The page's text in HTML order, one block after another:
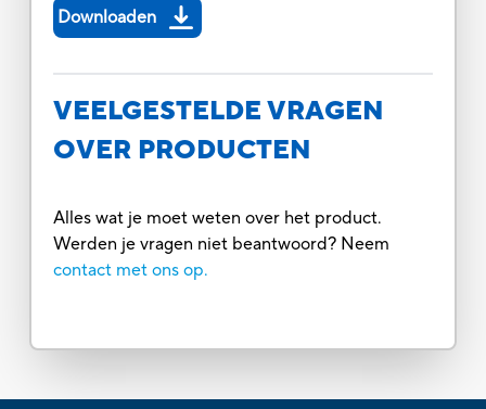
Downloaden
VEELGESTELDE VRAGEN
OVER PRODUCTEN
Alles wat je moet weten over het product.
Werden je vragen niet beantwoord? Neem
contact met ons op.